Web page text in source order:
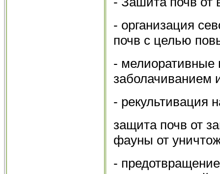
- организация
почв с целью
- мелиоративные
заболачиванием
- рекультивация
защита почв от
фауны от
-